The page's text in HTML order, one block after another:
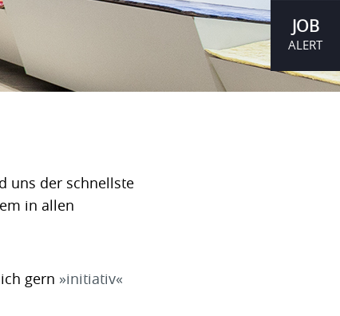
uns der schnellste
in allen
gern initiativ
JOB
ALERT